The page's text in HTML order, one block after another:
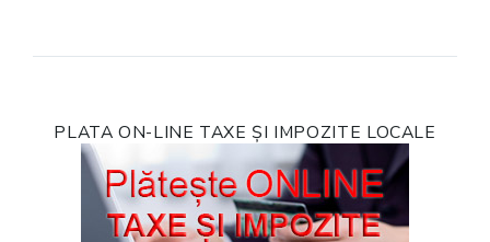
PLATA ON-LINE TAXE ȘI IMPOZITE LOCALE